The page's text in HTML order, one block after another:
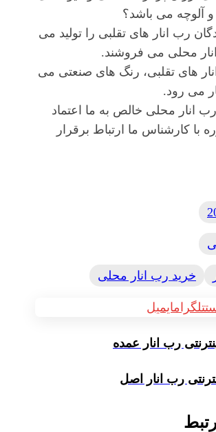
آلوچه می باشد؟
رب انار های تقلبی را تولید می
محلی می فروشند.
های تقلبی، رنگ های صنعتی می
می رود.
انار محلی خالص به ما اعتماد
با کارشناس ما ارتباط برقرار
خرید رب انار محلی
تلگرامایمیل
رب انار عمده
رب انار اصل